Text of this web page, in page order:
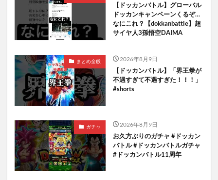
【ドッカンバトル】グローバル
ドッカンキャンペーンくるぞ…
なにこれ？【dokkanbattle】超
サイヤ人3孫悟空DAIMA
まとめ全般 2026年8月9日
【ドッカンバトル】「界王拳が
不遇すぎて不遇すぎた！！！」
#shorts
ガチャ 2026年8月9日
お久方ぶりのガチャ #ドッカン
バトル #ドッカンバトルガチャ
#ドッカンバトル11周年